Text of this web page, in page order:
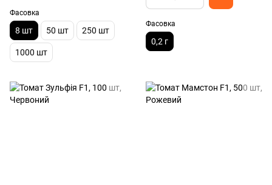
Фасовка
8 шт 50 шт 250 шт
1000 шт
Фасовка
0,2 г